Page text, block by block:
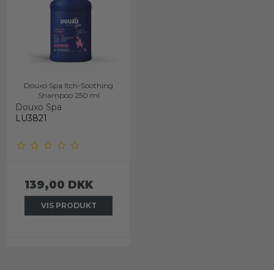
Douxo Spa Itch-Soothing
Shampoo 250 ml
Douxo Spa
LU3821
139,00 DKK
VIS PRODUKT